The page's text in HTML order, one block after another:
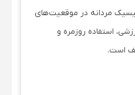
مردانه در موقعیت‌های
استفاده روزمره و
است.